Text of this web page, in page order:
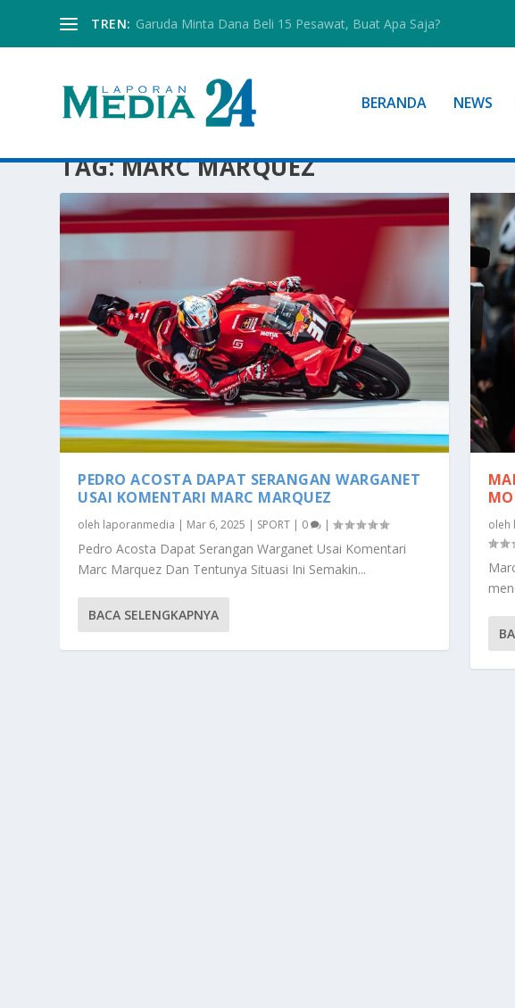
TREN: Garuda Minta Dana Beli 15 Pesawat, Buat Apa Saja?
BERANDA NEWS
TAG:MARC MARQUEZ
PEDRO ACOSTA DAPAT SERANGAN WARGANET
USAI KOMENTARI MARC MARQUEZ
oleh laporanmedia | Mar 6, 2025 | SPORT | 0 |
Pedro Acosta Dapat Serangan Warganet Usai Komentari
Marc Marquez Dan Tentunya Situasi Ini Semakin...
BACA SELENGKAPNYA
oleh